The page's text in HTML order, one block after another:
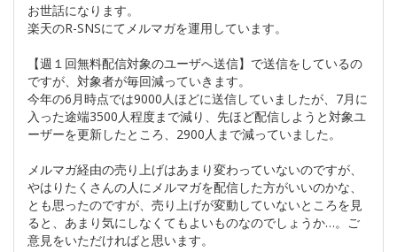
お世話になります。
楽天のR-SNSにてメルマガを運用しています。
【週１回無料配信対象のユーザへ送信】で送信をしているの
ですが、対象者が毎回減っていきます。
今年の6月時点では9000人ほどに送信していましたが、7月に
入った途端3500人程度まで減り、先ほど配信しようと対象ユ
ーザーを更新したところ、2900人まで減っていました。
メルマガ経由の売り上げはあまり変わっていないのですが、
やはりたくさんの人にメルマガを配信した方がいいのかな、
とも思ったのですが、売り上げが変動していないところを見
ると、あまり気にしなくてもよいものなのでしょうか…。ご
意見をいただければと思います。